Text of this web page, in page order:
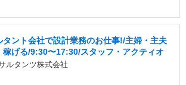
タント会社で設計業務のお仕事!/主婦・主夫
稼げる/9:30〜17:30/スタッフ・アクティオ
ルタンツ株式会社